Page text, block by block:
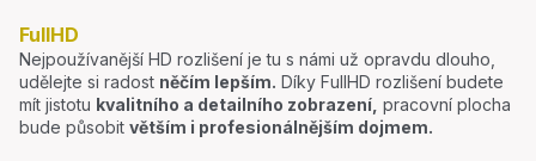
FullHD
Nejpoužívanější HD rozlišení je tu s námi už opravdu dlouho,
udělejte si radost něčím lepším. Díky FullHD rozlišení budete
mít jistotu kvalitního a detailního zobrazení, pracovní plocha
bude působit větším i profesionálnějším dojmem.